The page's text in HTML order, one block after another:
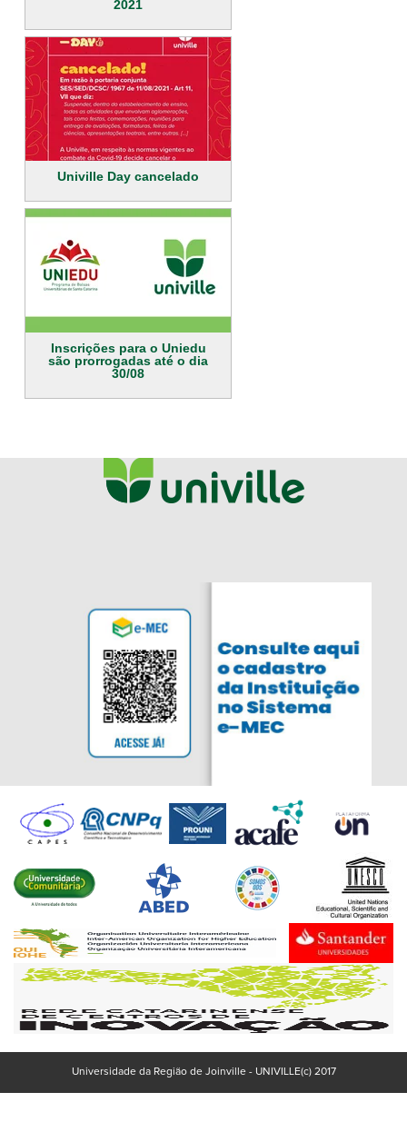
2021
Univille Day cancelado
Inscrições para o Uniedu
são prorrogadas até o dia
30/08
Universidade da Região de Joinville - UNIVILLE(c) 2017